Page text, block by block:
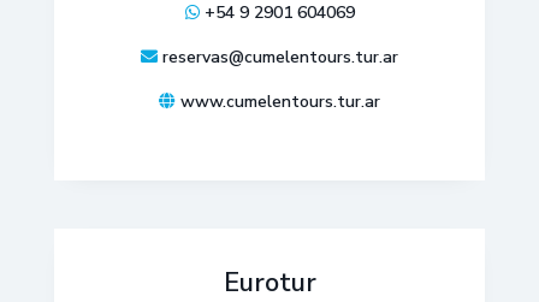
+54 9 2901 604069
reservas@cumelentours.tur.ar
www.cumelentours.tur.ar
Eurotur